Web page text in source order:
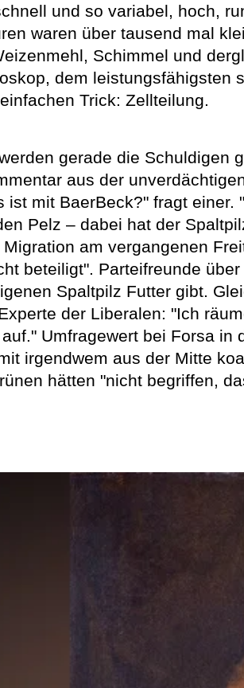
und so variabel, hoch,
waren über tausend mal
Schimmel und
dem leistungsfähigsten
Trick: Zellteilung.
gerade die Schuldigen
aus der
ist mit BaerBeck?" fragt
Pelz – dabei hat der
am vergangenen
beteiligt". Parteifreunde
Spaltpilz Futter gibt.
der Liberalen: "Ich
Umfragewert bei Forsa
irgendwem aus der Mitte
hätten "nicht begriffen,